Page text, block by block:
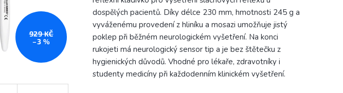
929 KČ
–3 %
dospělých pacientů. Díky délce 230 mm, hmotnosti 245 g a
vyváženému provedení z hliníku a mosazi umožňuje jistý
poklep při běžném neurologickém vyšetření. Na konci
rukojeti má neurologický sensor tip a je bez štětečku z
hygienických důvodů. Vhodné pro lékaře, zdravotníky i
studenty medicíny při každodenním klinickém vyšetření.